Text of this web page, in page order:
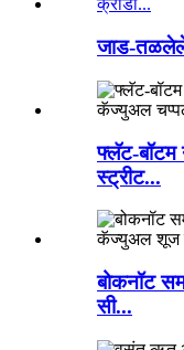
जाड-
फ्लॅट-बॉटम
स्ट्रीट...
बोकनॉट
सी...